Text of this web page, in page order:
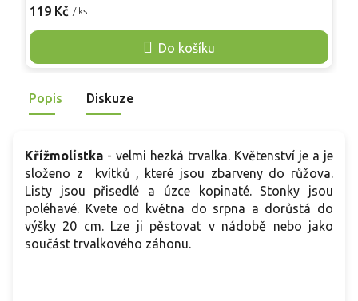
119 Kč / ks
Do košíku
vytváří nízké koberce. Kultivar 'Catharina Impr' roste do
listů, v mírných zimách částečně zelených. Od června do
září nese množství modrofialových zvonků, dorůstá 10–15
přes zídky, dobře ladí s tařicí, rozchodníky a mateřídouškou.
Popis Diskuze
Křížmolístka - velmi hezká trvalka. Květenství je a je
složeno z kvítků , které jsou zbarveny do růžova.
Listy jsou přisedlé a úzce kopinaté. Stonky jsou
poléhavé. Kvete od května do srpna a dorůstá do
výšky 20 cm. Lze ji pěstovat v nádobě nebo jako
součást trvalkového záhonu.